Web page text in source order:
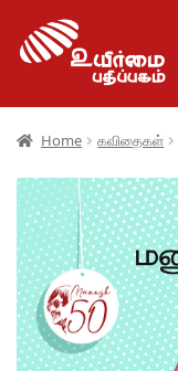
Home கவிதைகள்